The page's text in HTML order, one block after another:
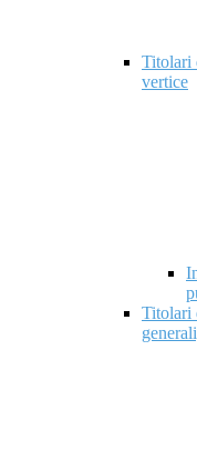
Titolari
vertice
Titolari